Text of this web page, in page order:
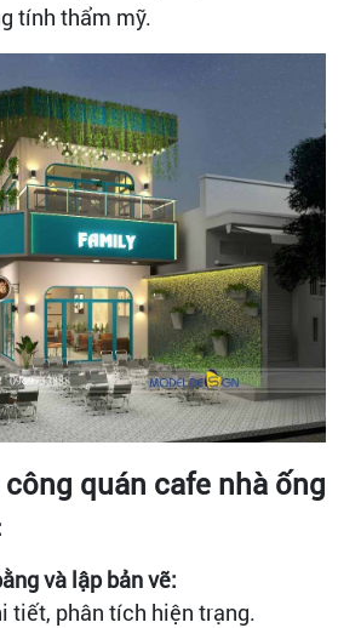
tính thẩm mỹ.
quán cafe nhà ống
và lập bản vẽ:
tiết, phân tích hiện trạng.